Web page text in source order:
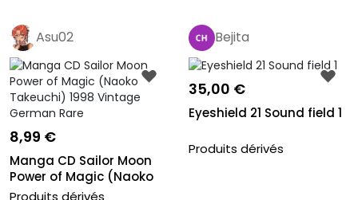
Asu02
8,99 €
Manga CD Sailor Moon
Power of Magic (Naoko
Takeuch...
Produits dérivés
Bejita
35,00 €
Eyeshield 21 Sound field 1
Produits dérivés